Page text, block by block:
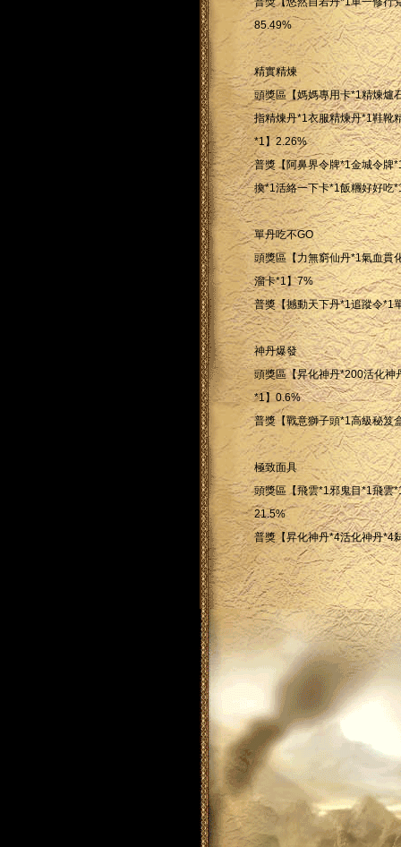
85.49%
精實精煉
頭獎區【媽媽專用卡*1精煉爐
指精煉丹*1衣服精煉丹*1鞋靴
*1】2.26%
普獎【阿鼻界令牌*1金城令牌
換*1活絡一下卡*1飯糰好好吃
單丹吃不GO
頭獎區【力無窮仙丹*1氣血貫
溜卡*1】7%
普獎【撼動天下丹*1追蹤令*1
神丹爆發
頭獎區【昇化神丹*200活化
*1】0.6%
普獎【戰意獅子頭*1高級秘笈
極致面具
頭獎區【飛雲*1邪鬼目*1飛雲
21.5%
普獎【昇化神丹*4活化神丹*4